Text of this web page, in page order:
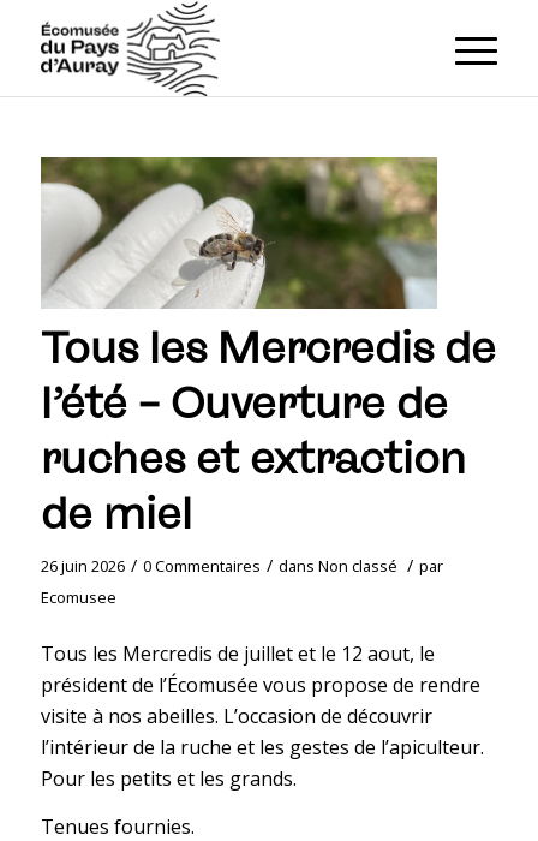
Tous les Mercredis de
l’été – Ouverture de
ruches et extraction
de miel
26 juin 2026 / 0 Commentaires / dans Non classé / par
Ecomusee
Tous les Mercredis de juillet et le 12 aout, le
président de l’Écomusée vous propose de rendre
visite à nos abeilles. L’occasion de découvrir
l’intérieur de la ruche et les gestes de l’apiculteur.
Pour les petits et les grands.
Tenues fournies.